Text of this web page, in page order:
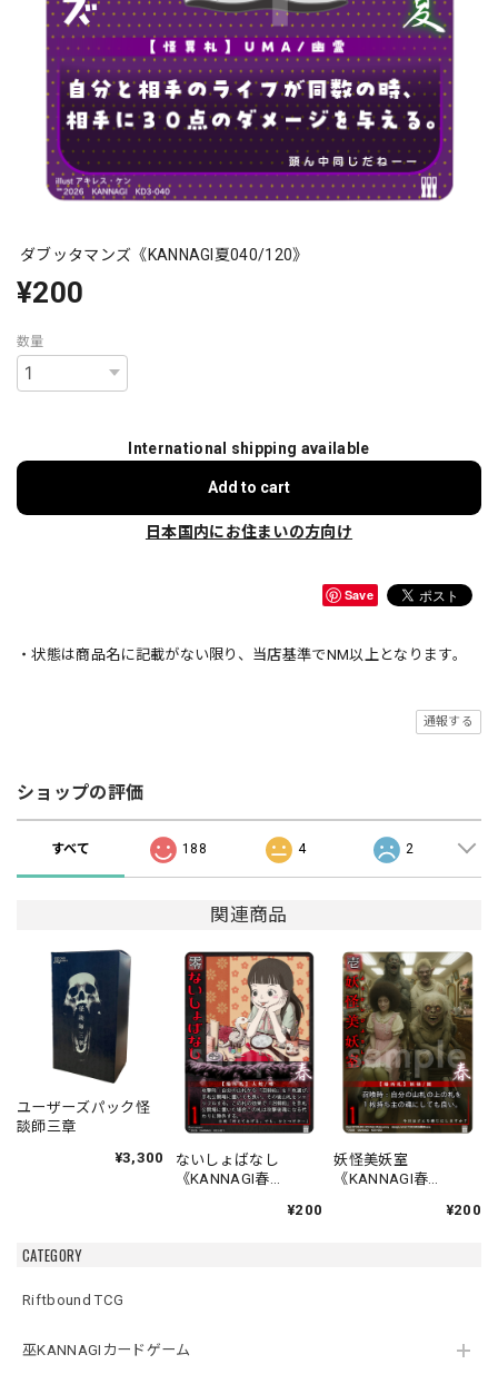
CATEGORY
Riftbound TCG
巫KANNAGIカードゲーム
ダブッタマンズ《KANNAGI夏040/120》
¥200
数量
International shipping available
Add to cart
日本国内にお住まいの方向け
Save
・状態は商品名に記載がない限り、当店基準でNM以上となります。
通報する
ショップの評価
すべて 188 4 2
関連商品
ユーザーズパック怪
談師三章
¥3,300
ないしょばなし
《KANNAGI春
¥200
妖怪美妖室
《KANNAGI春
¥200